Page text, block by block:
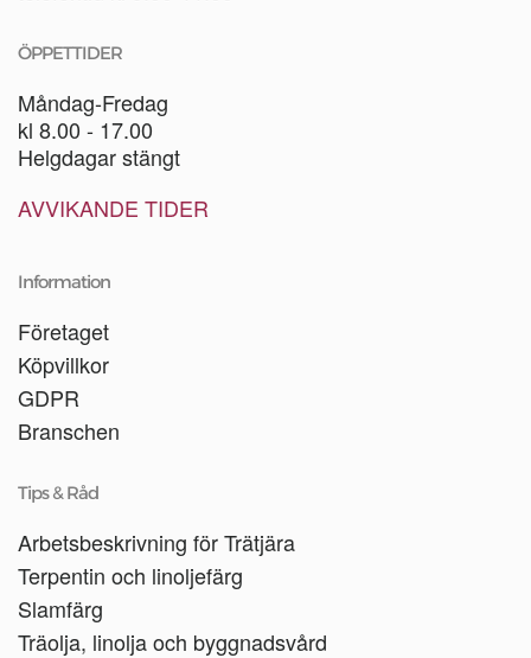
ÖPPETTIDER
Måndag-Fredag
kl 8.00 - 17.00
Helgdagar stängt
AVVIKANDE TIDER
Information
Företaget
Köpvillkor
GDPR
Branschen
Tips & Råd
Arbetsbeskrivning för Trätjära
Terpentin och linoljefärg
Slamfärg
Träolja, linolja och byggnadsvård